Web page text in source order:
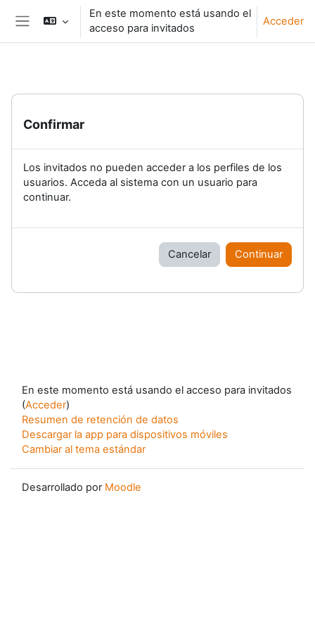
Salta al contenido principal
Panel lateral
En este momento está usando el
acceso para invitados
Acceder
Confirmar
Los invitados no pueden acceder a los perfiles de los
usuarios. Acceda al sistema con un usuario para
continuar.
Cancelar Continuar
En este momento está usando el acceso para invitados
(Acceder)
Resumen de retención de datos
Descargar la app para dispositivos móviles
Cambiar al tema estándar
Desarrollado por Moodle